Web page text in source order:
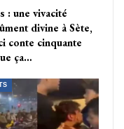
: une vivacité
divine à Sète,
conte cinquante
ça…